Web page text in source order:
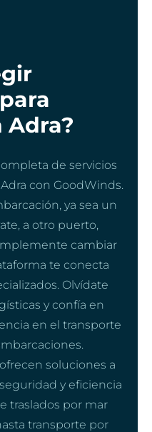
Adra?
de servicios
con GoodWinds.
ya sea un
a otro puerto,
cambiar
te conecta
Olvídate
y confía en
en el transporte
soluciones a
y eficiencia
traslados por mar
transporte por